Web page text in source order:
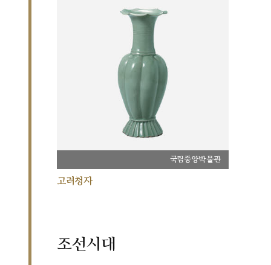
국립중앙박물관
고려청자
조선시대